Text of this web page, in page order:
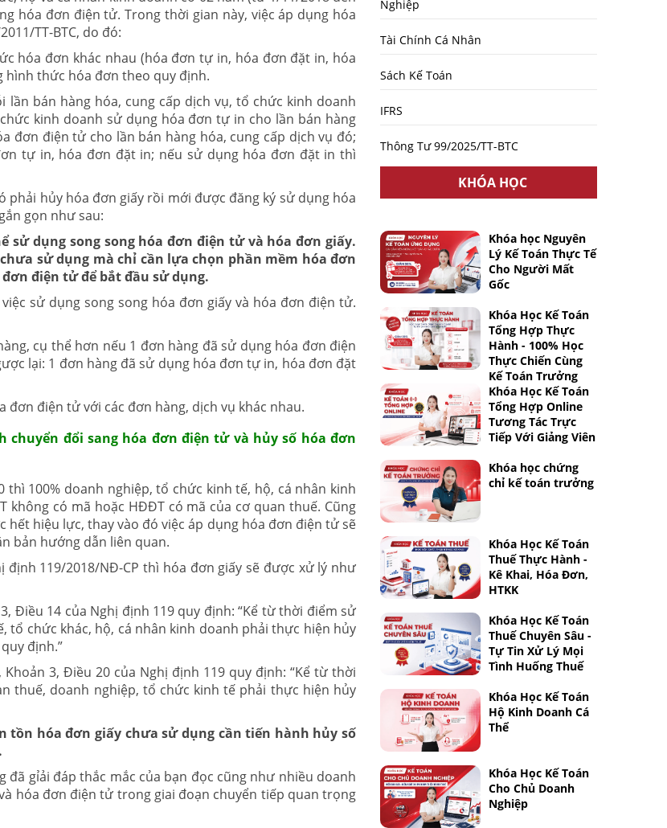
hóa đơn điện tử. Trong thời gian này, việc áp dụng hóa
TT-BTC, do đó:
hóa đơn khác nhau (hóa đơn tự in, hóa đơn đặt in, hóa
thức hóa đơn theo quy định.
bán hàng hóa, cung cấp dịch vụ, tổ chức kinh doanh
kinh doanh sử dụng hóa đơn tự in cho lần bán hàng
đơn điện tử cho lần bán hàng hóa, cung cấp dịch vụ đó;
tự in, hóa đơn đặt in; nếu sử dụng hóa đơn đặt in thì
hủy hóa đơn giấy rồi mới được đăng ký sử dụng hóa
gọn như sau:
sử dụng song song hóa đơn điện tử và hóa đơn giấy.
sử dụng mà chỉ cần lựa chọn phần mềm hóa đơn
điện tử để bắt đầu sử dụng.
sử dụng song song hóa đơn giấy và hóa đơn điện tử.
cụ thể hơn nếu 1 đơn hàng đã sử dụng hóa đơn điện
lại: 1 đơn hàng đã sử dụng hóa đơn tự in, hóa đơn đặt
đơn điện tử với các đơn hàng, dịch vụ khác nhau.
chuyển đổi sang hóa đơn điện tử và hủy số hóa đơn
100% doanh nghiệp, tổ chức kinh tế, hộ, cá nhân kinh
có mã hoặc HĐĐT có mã của cơ quan thuế. Cũng
hiệu lực, thay vào đó việc áp dụng hóa đơn điện tử sẽ
bản hướng dẫn liên quan.
119/2018/NĐ-CP thì hóa đơn giấy sẽ được xử lý như
Điều 14 của Nghị định 119 quy định: “Kể từ thời điểm sử
tổ chức khác, hộ, cá nhân kinh doanh phải thực hiện hủy
định.”
3, Điều 20 của Nghị định 119 quy định: “Kể từ thời
thuế, doanh nghiệp, tổ chức kinh tế phải thực hiện hủy
tồn hóa đơn giấy chưa sử dụng cần tiến hành hủy số
gỉải đáp thắc mắc của bạn đọc cũng như nhiều doanh
hóa đơn điện tử trong giai đoạn chuyển tiếp quan trọng
Nghiệp
Tài Chính Cá Nhân
Sách Kế Toán
IFRS
Thông Tư 99/2025/TT-BTC
KHÓA HỌC
Khóa học Nguyên
Lý Kế Toán Thực Tế
Cho Người Mất
Gốc
Khóa Học Kế Toán
Tổng Hợp Thực
Hành - 100% Học
Thực Chiến Cùng
Kế Toán Trưởng
Khóa Học Kế Toán
Tổng Hợp Online
Tương Tác Trực
Tiếp Với Giảng Viên
Khóa học chứng
chỉ kế toán trưởng
Khóa Học Kế Toán
Thuế Thực Hành -
Kê Khai, Hóa Đơn,
HTKK
Khóa Học Kế Toán
Thuế Chuyên Sâu -
Tự Tin Xử Lý Mọi
Tình Huống Thuế
Khóa Học Kế Toán
Hộ Kinh Doanh Cá
Thể
Khóa Học Kế Toán
Cho Chủ Doanh
Nghiệp